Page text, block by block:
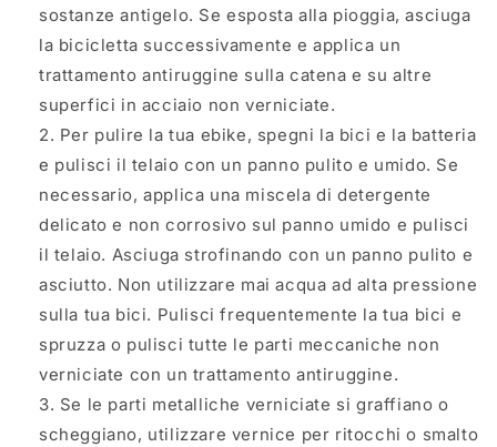
sostanze antigelo. Se esposta alla pioggia, asciuga
la bicicletta successivamente e applica un
trattamento antiruggine sulla catena e su altre
superfici in acciaio non verniciate.
Per pulire la tua ebike, spegni la bici e la batteria
e pulisci il telaio con un panno pulito e umido. Se
necessario, applica una miscela di detergente
delicato e non corrosivo sul panno umido e pulisci
il telaio. Asciuga strofinando con un panno pulito e
asciutto. Non utilizzare mai acqua ad alta pressione
sulla tua bici. Pulisci frequentemente la tua bici e
spruzza o pulisci tutte le parti meccaniche non
verniciate con un trattamento antiruggine.
Se le parti metalliche verniciate si graffiano o
scheggiano, utilizzare vernice per ritocchi o smalto